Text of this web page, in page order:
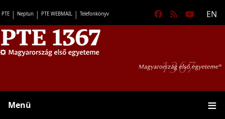
Gyorslinkek
PTE Neptun PTE WEBMAIL Telefonkönyv EN
Menü